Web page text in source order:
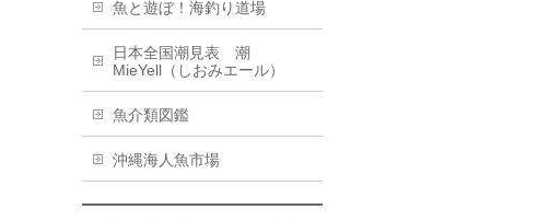
魚と遊ぼ！海釣り道場
日本全国潮見表 潮
MieYell（しおみエール）
魚介類図鑑
沖縄海人魚市場